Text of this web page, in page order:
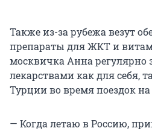
Также из-за рубежа везут
препараты для ЖКТ и
москвичка Анна регулярно
лекарствами как для себя,
Турции во время поездок
— Когда летаю в Россию,